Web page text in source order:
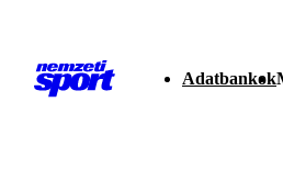
Adatbankok